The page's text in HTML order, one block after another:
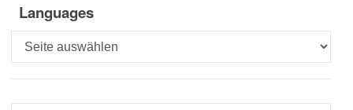
Languages
Languages